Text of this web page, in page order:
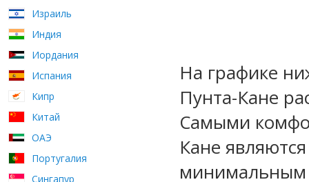
Израиль
Индия
Иордания
Испания
Кипр
Китай
ОАЭ
Португалия
Сингапур
На графике
Пунта-Кане
Самыми
Кане
минимальным